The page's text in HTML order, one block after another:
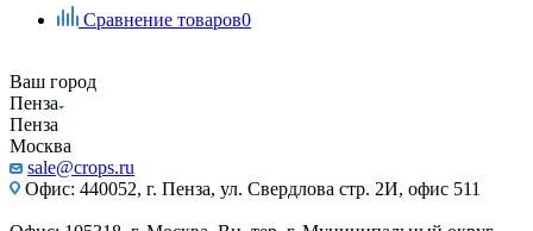
Сравнение товаров0
Ваш город
Пенза
Пенза
Москва
sale@crops.ru
Офис: 440052, г. Пенза, ул. Свердлова стр. 2И, офис 511